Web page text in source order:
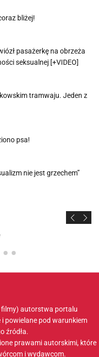
bliżej!
pasażerkę na obrzeża
seksualnej [+VIDEO]
tramwaju. Jeden z
psa!
nie jest grzechem”
filmy) autorstwa portalu
powielane pod warunkiem
źródła.
prawami autorskimi, które
i wydawcom.